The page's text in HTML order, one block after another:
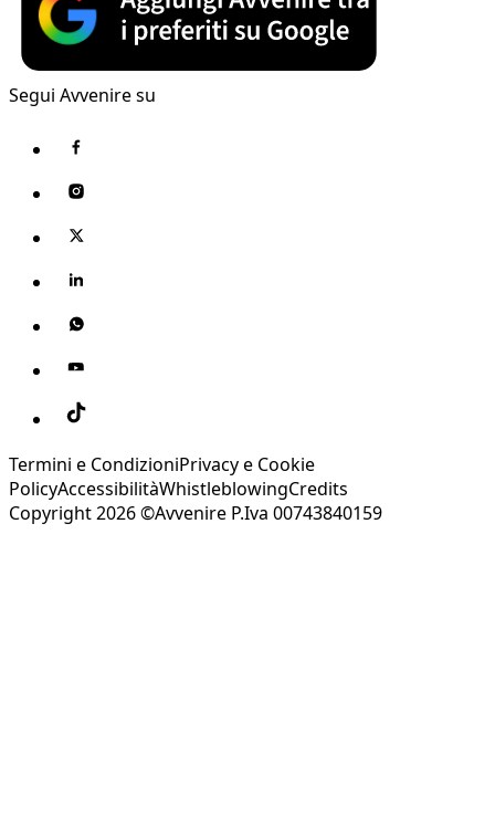
Segui Avvenire su
Termini e CondizioniPrivacy e Cookie
PolicyAccessibilitàWhistleblowingCredits
Copyright 2026 ©Avvenire P.Iva 00743840159